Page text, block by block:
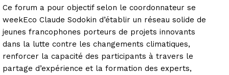
Ce forum a pour objectif selon le coordonnateur se
weekEco Claude Sodokin d’établir un réseau solide de
jeunes francophones porteurs de projets innovants
dans la lutte contre les changements climatiques,
renforcer la capacité des participants à travers le
partage d’expérience et la formation des experts,